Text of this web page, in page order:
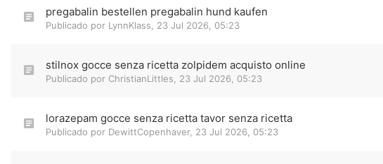
pregabalin bestellen pregabalin hund kaufen
Publicado por LynnKlass 23 Jul 2026, 05:23
stilnox gocce senza ricetta zolpidem acquisto online
Publicado por ChristianLittles 23 Jul 2026, 05:23
lorazepam gocce senza ricetta tavor senza ricetta
Publicado por DewittCopenhaver, 23 Jul 2026, 05:23